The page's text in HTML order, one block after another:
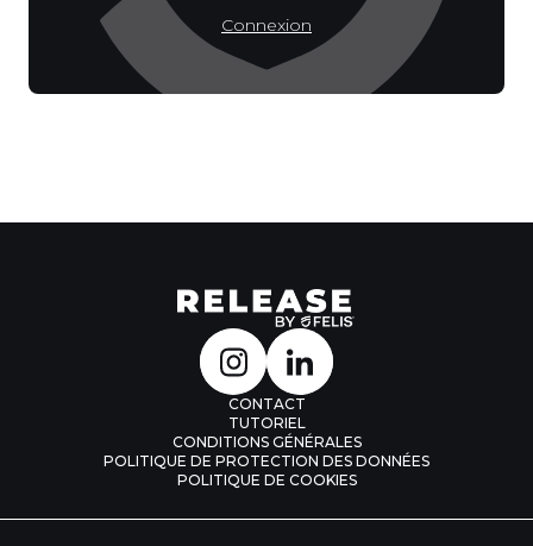
Connexion
CONTACT
TUTORIEL
CONDITIONS GÉNÉRALES
POLITIQUE DE PROTECTION DES DONNÉES
POLITIQUE DE COOKIES